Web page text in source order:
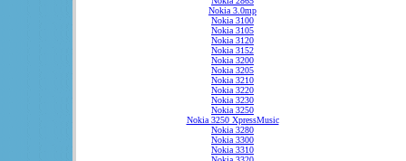
Nokia 3.0mp
Nokia 3100
Nokia 3105
Nokia 3120
Nokia 3152
Nokia 3200
Nokia 3205
Nokia 3210
Nokia 3220
Nokia 3230
Nokia 3250
Nokia 3250 XpressMusic
Nokia 3280
Nokia 3300
Nokia 3310